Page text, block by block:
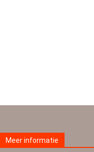
Meer informatie